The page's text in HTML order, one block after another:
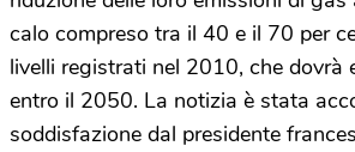
calo compreso tra il 40 e il 70 per
livelli registrati nel 2010, che dovrà
entro il 2050. La notizia è stata
soddisfazione dal presidente